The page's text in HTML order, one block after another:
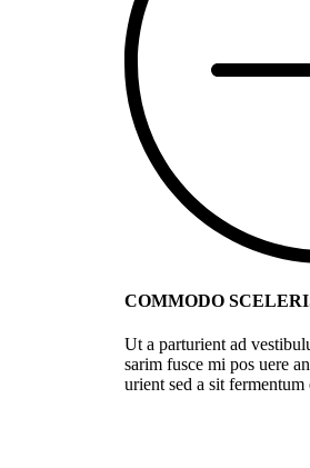
COMMODO
Ut a parturient ad
sarim fusce mi pos uere
urient sed a sit fermentum